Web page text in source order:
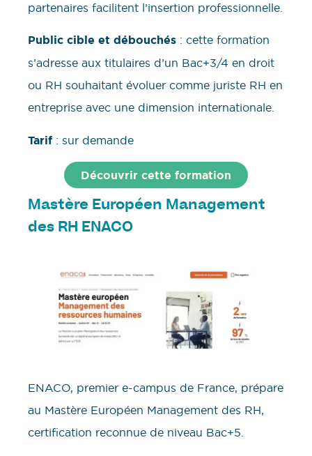
partenaires facilitent l’insertion professionnelle.
Public cible et débouchés : cette formation
s’adresse aux titulaires d’un Bac+3/4 en droit
ou RH souhaitant évoluer comme juriste RH en
entreprise avec une dimension internationale.
Tarif : sur demande
Découvrir cette formation
Mastère Européen Management
des RH ENACO
ENACO, premier e-campus de France, prépare
au Mastère Européen Management des RH,
certification reconnue de niveau Bac+5.